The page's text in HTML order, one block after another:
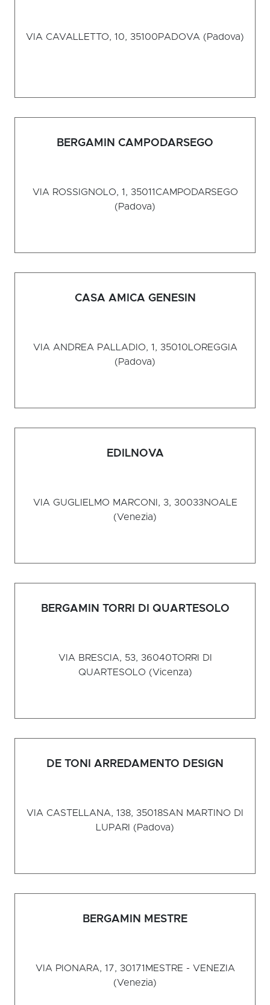
VIA CAVALLETTO, 10, 35100PADOVA (Padova)
BERGAMIN CAMPODARSEGO
VIA ROSSIGNOLO, 1, 35011CAMPODARSEGO
(Padova)
CASA AMICA GENESIN
VIA ANDREA PALLADIO, 1, 35010LOREGGIA
(Padova)
EDILNOVA
VIA GUGLIELMO MARCONI, 3, 30033NOALE
(Venezia)
BERGAMIN TORRI DI QUARTESOLO
VIA BRESCIA, 53, 36040TORRI DI
QUARTESOLO (Vicenza)
DE TONI ARREDAMENTO DESIGN
VIA CASTELLANA, 138, 35018SAN MARTINO DI
LUPARI (Padova)
BERGAMIN MESTRE
VIA PIONARA, 17, 30171 MESTRE - VENEZIA
(Venezia)